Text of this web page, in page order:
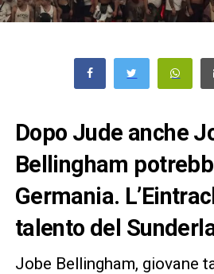
Dopo Jude anche
Bellingham
Germania.
talento del
Jobe Bellingham, giovane